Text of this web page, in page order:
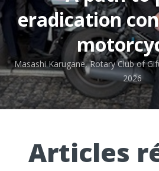
eradication
Masashi Karugane, Rotary Club of
2026
Articles